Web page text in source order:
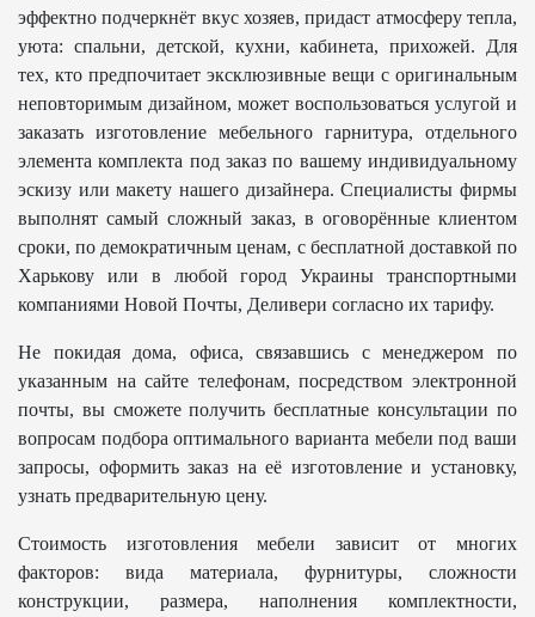
эффектно подчеркнёт вкус хозяев, придаст атмосферу тепла,
уюта: спальни, детской, кухни, кабинета, прихожей. Для
тех, кто предпочитает эксклюзивные вещи с оригинальным
неповторимым дизайном, может воспользоваться услугой и
заказать изготовление мебельного гарнитура, отдельного
элемента комплекта под заказ по вашему индивидуальному
эскизу или макету нашего дизайнера. Специалисты фирмы
выполнят самый сложный заказ, в оговорённые клиентом
сроки, по демократичным ценам, с бесплатной доставкой по
Харькову или в любой город Украины транспортными
компаниями Новой Почты, Деливери согласно их тарифу.
Не покидая дома, офиса, связавшись с менеджером по
указанным на сайте телефонам, посредством электронной
почты, вы сможете получить бесплатные консультации по
вопросам подбора оптимального варианта мебели под ваши
запросы, оформить заказ на её изготовление и установку,
узнать предварительную цену.
Стоимость изготовления мебели зависит от многих
факторов: вида материала, фурнитуры, сложности
конструкции, размера, наполнения комплектности,